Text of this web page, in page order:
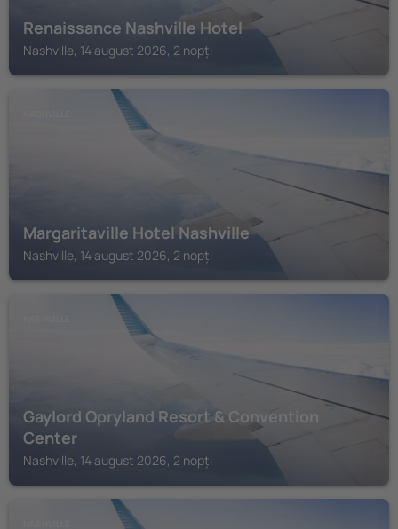
Renaissance Nashville Hotel
Nashville, 14 august 2026, 2 nopți
Margaritaville Hotel Nashville
Nashville, 14 august 2026, 2 nopți
Gaylord Opryland Resort & Convention
Center
Nashville, 14 august 2026, 2 nopți